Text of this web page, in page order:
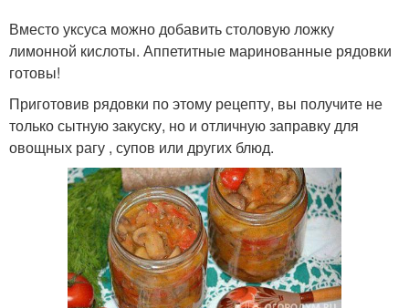
Вместо уксуса можно добавить столовую ложку
лимонной кислоты. Аппетитные маринованные рядовки
готовы!
Приготовив рядовки по этому рецепту, вы получите не
только сытную закуску, но и отличную заправку для
овощных рагу , супов или других блюд.